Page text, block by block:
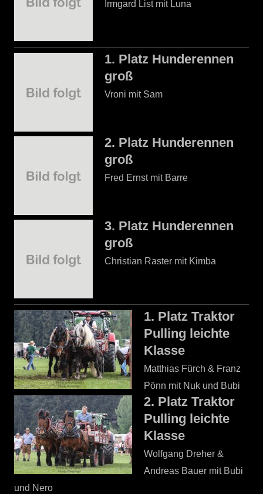
Irmgard List mit Luna
1. Platz Hunderennen
groß
Vroni mit Sam
2. Platz Hunderennen
groß
Fred Ernst mit Barre
3. Platz Hunderennen
groß
Christian Raster mit Kimba
1. Platz Traktor
Pulling leichte
Klasse
Matthias Fürch & Franz
Pönn mit Nuk und Bubi
2. Platz Traktor
Pulling leichte
Klasse
Wolfgang Dreher &
Andreas Bauer mit Bubi
und Nero